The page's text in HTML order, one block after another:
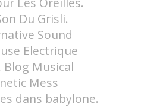
Du Grisli.
Sound
Electrique
Blog Musical
Mess
dans babylone.